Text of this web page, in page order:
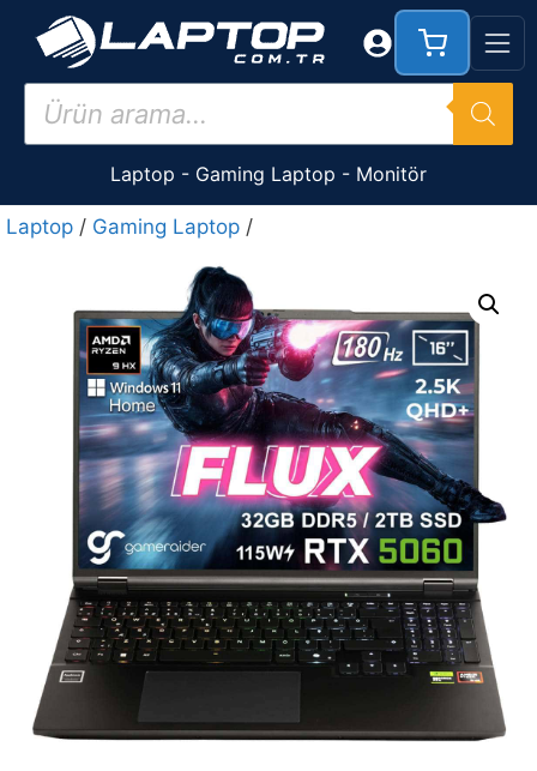
İçeriğe
Products
search
Laptop - Gaming Laptop - Monitör
Laptop / Gaming Laptop /